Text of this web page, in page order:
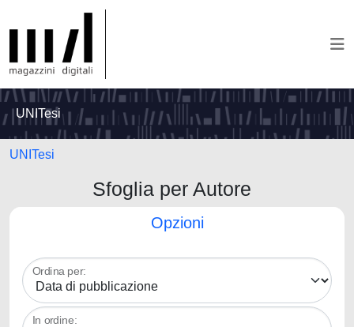
UNITesi
UNITesi
Sfoglia per Autore
Opzioni
Ordina per:
In ordine: